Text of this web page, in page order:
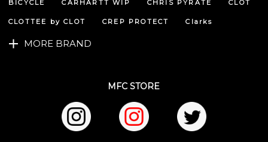
BICYCLE CARHARTT WIP CHRIS PYRATE CLOT
CLOTTEE by CLOT CREP PROTECT Clarks
MORE BRAND
MFC STORE